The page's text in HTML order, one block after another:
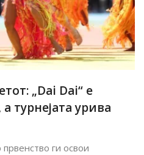
„Dai Dai“ е
турнејата урива
ги освои